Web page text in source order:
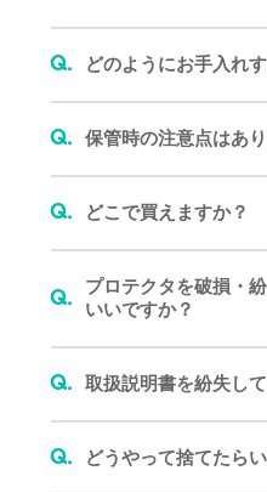
Q. どのようにお手入れ
Q. 保管時の注意点はあ
Q. どこで買えますか？
Q.
プロテクタを破損・
いいですか？
Q. 取扱説明書を紛失し
Q. どうやって捨てたら